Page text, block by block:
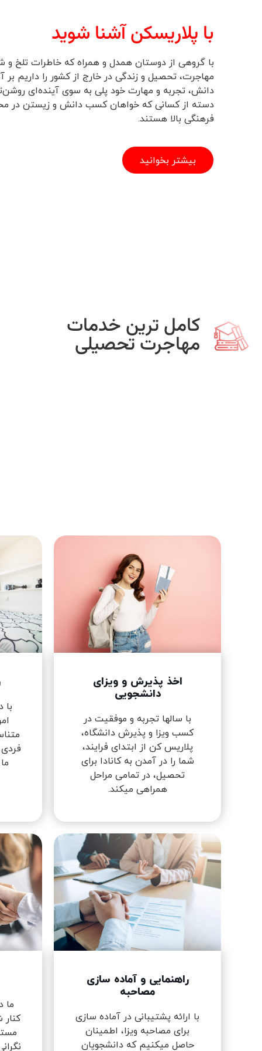
با پلاریسکن آشنا شوید
با گروهی از دوستان همدل و همراه که خاطرات تلخ و
مهاجرت، تحصیل و زندگی در خارج از کشور را داریم بر
دانش، تجربه و مهارت خود پلی به سوی آینده‌ای
دسته از کسانی که خواهان کسب دانش و زیستن در
فرهنگی بالا هستند.
بیشتر بخوانید
کامل ترین خدمات
مهاجرت تحصیلی
اخذ پذیرش و ویزای
دانشجویی
با سالها تجربه و موفقیت در
کسب ویزا و پذیرش دانشگاه،
پلاریس کن از ابتدای فرایند،
شما را در آمدن به کانادا برای
تحصیل، در تمامی مراحل
همراهی میکند.
راهنمایی و آماده سازی
مصاحبه
با ارائه پشتیبانی در آماده سازی
برای مصاحبه ویزا، اطمینان
حاصل میکنیم که دانشجویان
ما